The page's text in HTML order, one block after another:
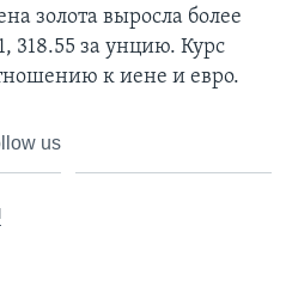
золота выросла более
318.55 за унцию. Курс
к иене и евро.
us